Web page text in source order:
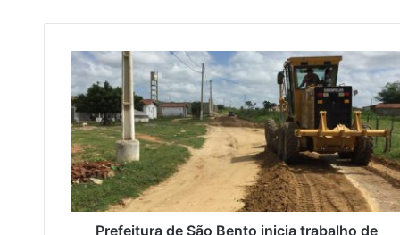
e
f
e
i
t
u
r
Prefeitura de São Bento inicia trabalho de